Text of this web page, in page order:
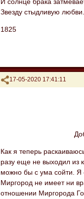
Звезду стыдливую любви.
1825
Поделиться
17-05-2020 17:41:11
Как я теперь
разу еще не выходил из
можно бы с ума сойти. Я
Миргород не имеет ни
отношении Миргорода